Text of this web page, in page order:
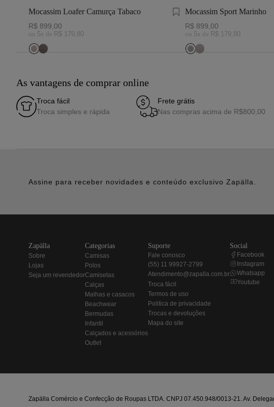
Mocassim Loafer Camurça Tabaco
R$ 899,00
ou 5x de R$ 179, 80
Mocassim Sport Marinho
R$ 899,00
ou 5x de R$ 179, 80
As vantagens de comprar online
Troca fácil
Troca simples e rápida
Frete grátis
Nas compras acima de R$800,00
Assine para receber novidades e conteúdo exclusivo Zapälla.
zapälla
sobre
lojas
seja um revendedor
categorias
camisas
polos
camisetas
calças
malhas e casacos
beachwear
bermudas
infantil
calçados e acessórios
outlet
suporte
fale conosco
(55) 11 99927-2799
atendimento@zapalla.com.br
troca fácil
termos de uso
politica de privacidade
trocas e devoluções
mapa do site
social
Facebook
Instagram
Whatsapp
Youtube
Zapälla Comércio e Confecção de Roupas LTDA. CNPJ 07.450.948/0013-21. Av.